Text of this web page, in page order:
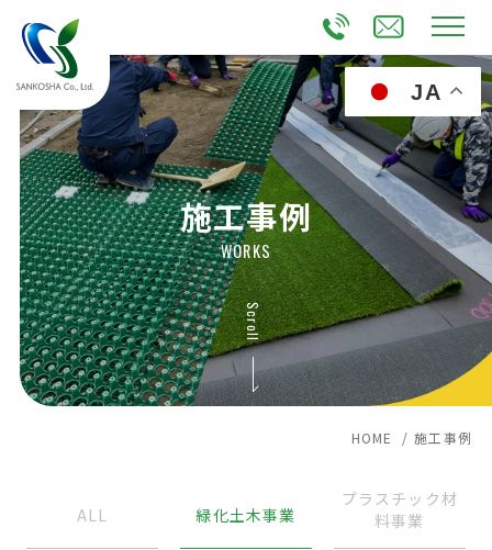
JA
施工事例
WORKS
Scroll
HOME / 施工事例
ALL 緑化土木事業
プラスチック材
料事業